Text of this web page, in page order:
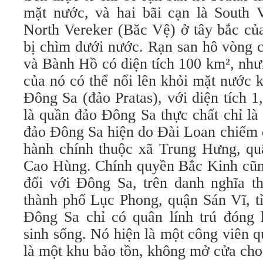
mặt nước, và hai bãi cạn là South
North Vereker (Băc Vệ) ở tây bắc
bị chìm dưới nước. Rạn san hô vòng
và Bành Hồ có diện tích 100 km²,
của nó có thể nổi lên khỏi mặt nước
Đông Sa (đảo Pratas), với diện tích
là quần đảo Đông Sa thực chất chỉ
đảo Đông Sa hiện do Đài Loan chiếm
hành chính thuộc xã Trung Hưng,
Cao Hùng. Chính quyền Bắc Kinh
đối với Đông Sa, trên danh nghĩa
thành phố Lục Phong, quận Sán Vĩ,
Đông Sa chỉ có quân lính trú đóng
sinh sống. Nó hiện là một công viên
là một khu bảo tồn, không mở cửa